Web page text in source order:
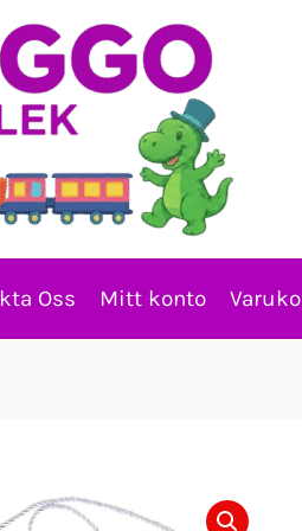
Oss Mitt konto